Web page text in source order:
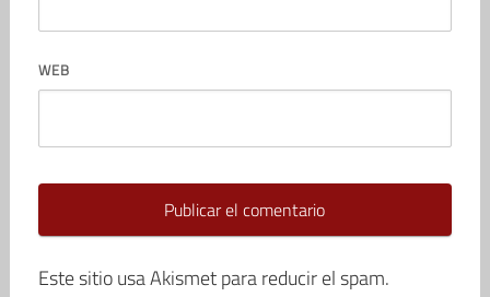
WEB
Este sitio usa Akismet para reducir el spam.